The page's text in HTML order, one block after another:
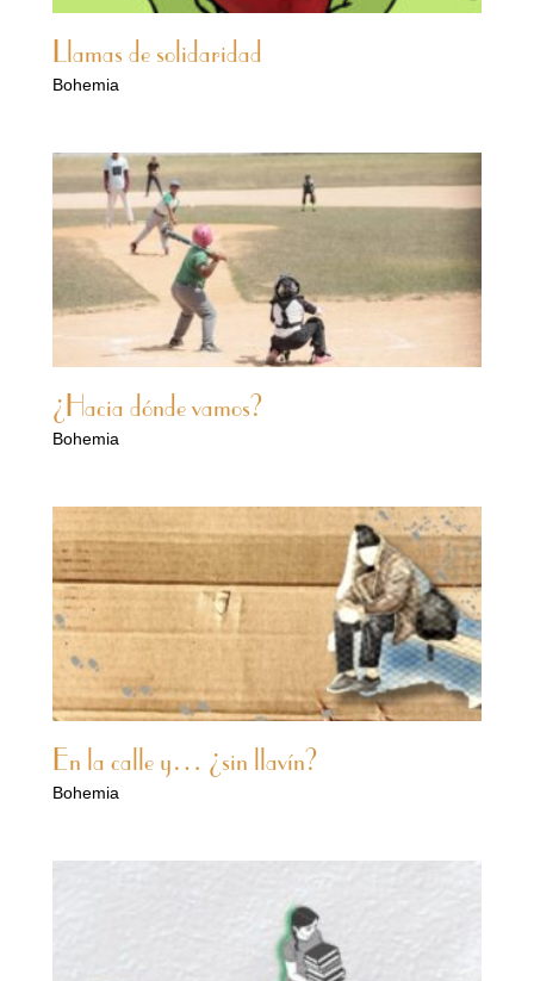
Llamas de solidaridad
Bohemia
¿Hacia dónde vamos?
Bohemia
En la calle y… ¿sin llavín?
Bohemia